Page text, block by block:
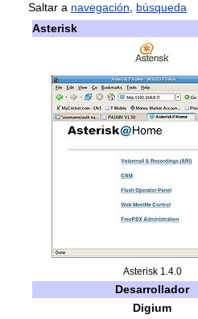
Saltar a navegación
búsqueda
Asterisk
Asterisk 1.4.0
Desarrollador
Digium